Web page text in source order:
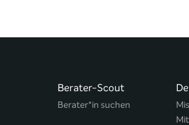
Berater-Scout
Berater*in suchen